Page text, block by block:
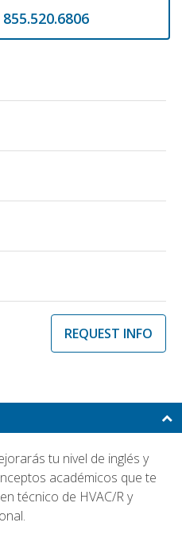
REQUEST INFO
tu nivel de inglés y
académicos que te
técnico de HVAC/R y